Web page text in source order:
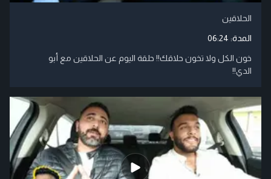
الحلاقين
المدة: 06:24
خون الكل ولا تخون حلاقك!! حلقة اليوم عن الحلاقين مع أبو
الدي!!